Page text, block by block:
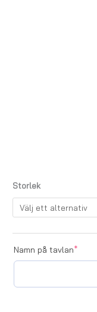
Storlek
Namn på tavlan*